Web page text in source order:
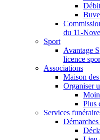
du 11-
Sport
Avantage
licence
Associations
Maison
Organiser
Plus
Services
Démarches